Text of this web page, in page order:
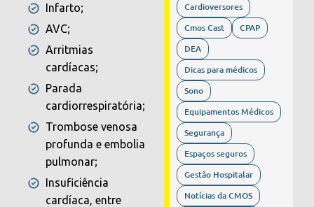
Infarto;
AVC;
Arritmias
cardíacas;
Parada
cardiorrespiratória;
Trombose venosa
profunda e embolia
pulmonar;
Insuficiência
cardíaca, entre
Cardioversores
Cmos Cast
CPAP
DEA
Dicas para médicos
Sono
Equipamentos Médicos
Segurança
Espaços seguros
Gestão Hospitalar
Notícias da CMOS